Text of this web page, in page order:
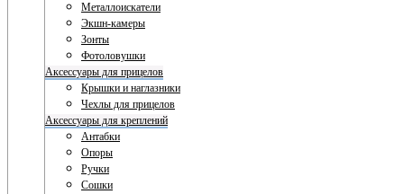
Металлоискатели
Экшн-камеры
Зонты
Фотоловушки
Аксессуары для прицелов
Крышки и наглазники
Чехлы для прицелов
Аксессуары для креплений
Антабки
Опоры
Ручки
Сошки